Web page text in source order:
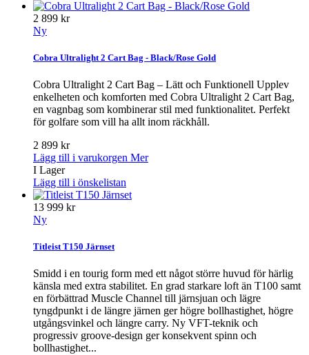
2 899 kr
Ny
Cobra Ultralight 2 Cart Bag - Black/Rose Gold
Cobra Ultralight 2 Cart Bag – Lätt och Funktionell Upplev
enkelheten och komforten med Cobra Ultralight 2 Cart Bag,
en vagnbag som kombinerar stil med funktionalitet. Perfekt
för golfare som vill ha allt inom räckhåll.
2 899 kr
Lägg till i varukorgen Mer
I Lager
Lägg till i önskelistan
13 999 kr
Ny
Titleist T150 Järnset
Smidd i en tourig form med ett något större huvud för härlig
känsla med extra stabilitet. En grad starkare loft än T100 samt
en förbättrad Muscle Channel till järnsjuan och lägre
tyngdpunkt i de längre järnen ger högre bollhastighet, högre
utgångsvinkel och längre carry. Ny VFT-teknik och
progressiv groove-design ger konsekvent spinn och
bollhastighet...